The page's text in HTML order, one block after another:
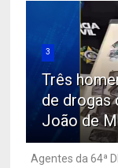
3
Três
de drogas
João de
Agentes da 64ª